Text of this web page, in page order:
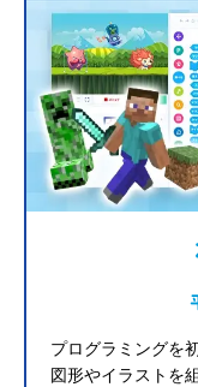
プログラミングを
図形やイラストを